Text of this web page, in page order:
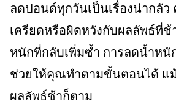
ลดปอนด์ทุกวันเป็นเรื่องน่ากลั
เครียดหรือผิดหวังกับผลลัพธ์ที่
หนักที่กลับเพิ่มซ้ำ การลดน้ำหนั
ช่วยให้คุณทำตามขั้นตอนได้ แ
ผลลัพธ์ช้าก็ตาม